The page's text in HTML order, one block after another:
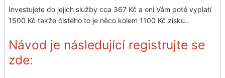
Investujete do jejich služby cca 367 Kč a oni Vám poté vyplatí
1500 Kč takže čistého to je něco kolem 1100 Kč zisku..
Návod je následující registrujte se
zde: